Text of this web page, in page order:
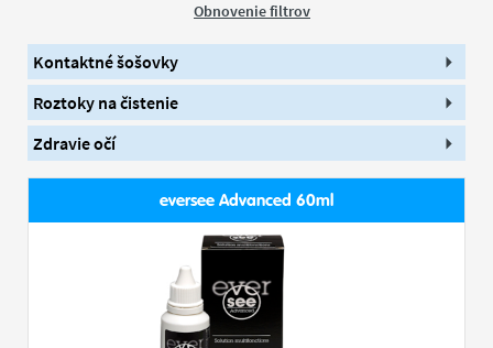
Obnovenie filtrov
Kontaktné šošovky
Roztoky na čistenie
Zdravie očí
eversee Advanced 60ml